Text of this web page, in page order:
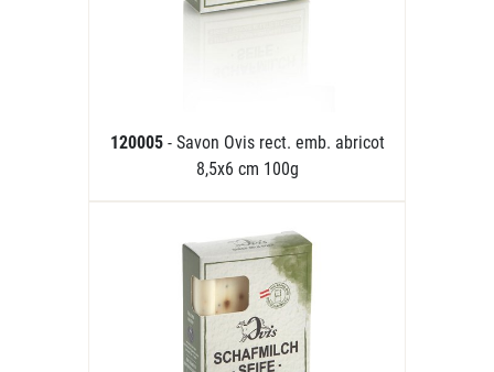
120005 - Savon Ovis rect. emb. abricot
8,5x6 cm 100g